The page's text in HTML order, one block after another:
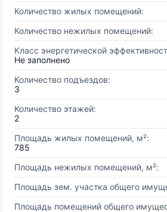
Количество жилых помещений:
Количество нежилых помещений:
Класс энергетической
Не заполнено
Количество подъездов:
3
Количество этажей:
2
Площадь жилых помещений, м²:
785
Площадь нежилых помещений, м²:
Площадь зем. участка общего
Площадь помещений общего